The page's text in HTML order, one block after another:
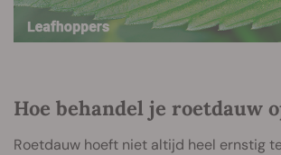
Hoe behandel je roetdauw
Roetdauw hoeft niet altijd heel ernstig